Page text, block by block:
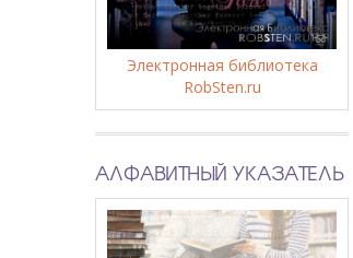
Электронная библиотека
RobSten.ru
АЛФАВИТНЫЙ УКАЗАТЕЛЬ